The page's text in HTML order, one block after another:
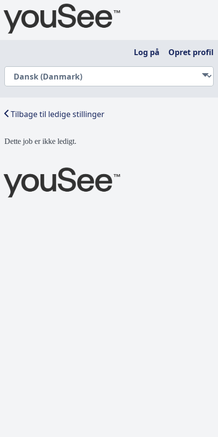
Log på Opret profil
Tilbage til ledige stillinger
Dette job er ikke ledigt.